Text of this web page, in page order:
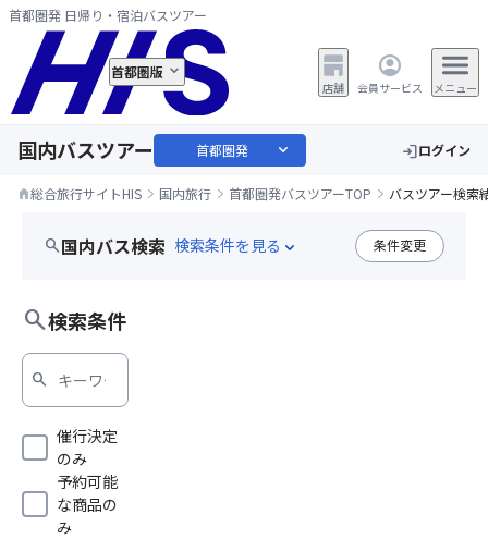
首都圏発 日帰り・宿泊バスツアー
首都圏版
店舗 会員サービス メニュー
国内バスツアー 首都圏発 expand_more loginログイン
home総合旅行サイトHIS 国内旅行 首都圏発バスツアーTOP バスツアー検索
search国内バス検索 expand_more 条件変更
search検索条件
search
催行決定
のみ
予約可能
な商品の
み